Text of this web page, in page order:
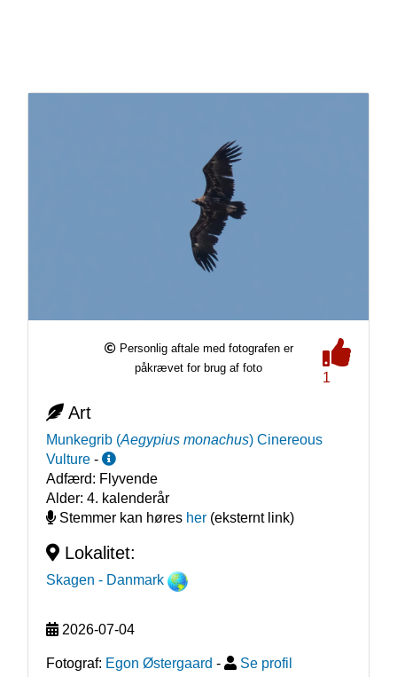
Personlig aftale med fotografen er
påkrævet for brug af foto
1
Art
Munkegrib (Aegypius monachus) Cinereous
Vulture -
Adfærd: Flyvende
Alder: 4. kalenderår
Stemmer kan høres her(eksternt link)
Lokalitet:
Skagen - Danmark
2026-07-04
Fotograf: Egon Østergaard - Se profil